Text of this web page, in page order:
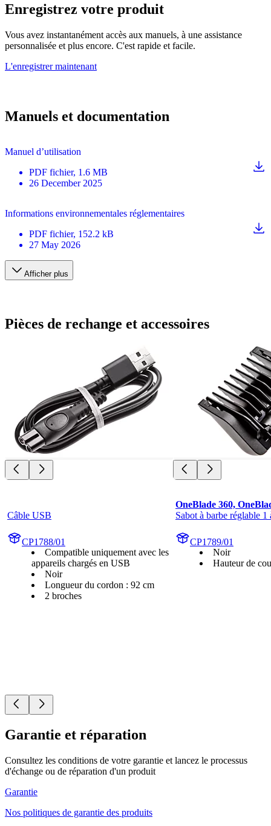
Enregistrez votre produit
Vous avez instantanément accès aux manuels, à une assistance
personnalisée et plus encore. C'est rapide et facile.
L'enregistrer maintenant
Manuels et documentation
Manuel d’utilisation
PDF fichier, 1.6 MB
26 December 2025
Informations environnementales réglementaires
PDF fichier, 152.2 kB
27 May 2026
Afficher plus
Pièces de rechange et accessoires
Câble USB
CP1788/01
Compatible uniquement avec les
appareils chargés en USB
Noir
Longueur du cordon : 92 cm
2 broches
OneBlade 360,
Sabot à barbe réglable 1
CP1789/01
Noir
Hauteur de
Garantie et réparation
Consultez les conditions de votre garantie et lancez le processus
d'échange ou de réparation d'un produit
Garantie
Nos politiques de garantie des produits